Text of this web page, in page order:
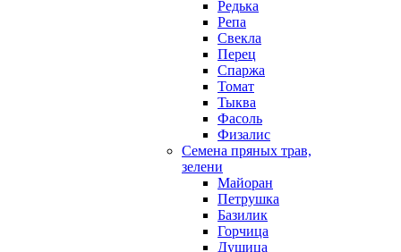
Редька
Репа
Свекла
Перец
Спаржа
Томат
Тыква
Фасоль
Физалис
Семена пряных трав,
зелени
Майоран
Петрушка
Базилик
Горчица
Душица